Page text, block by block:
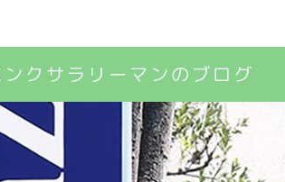
ンクサラリーマンのブログ